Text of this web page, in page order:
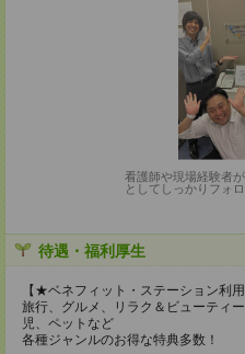
看護師や現場経験者
としてしっかりフォ
待遇・福利厚生
【★ベネフィット・ステーション利
旅行、グルメ、リラク＆ビューティ
児、ペットなど
各種ジャンルのお得な特典多数！